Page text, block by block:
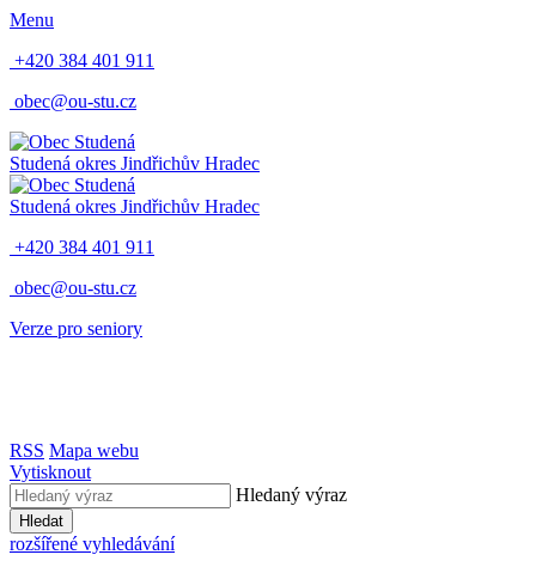
Menu
+420 384 401 911
obec@ou-stu.cz
Studená okres Jindřichův Hradec
Studená okres Jindřichův Hradec
+420 384 401 911
obec@ou-stu.cz
Verze pro seniory
RSS Mapa webu
Vytisknout
Hledaný výraz
Hledat
rozšířené vyhledávání